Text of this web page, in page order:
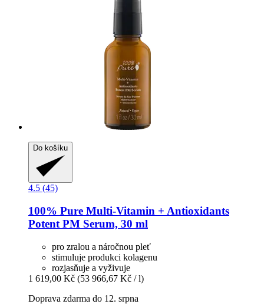
Do košíku
4.5 (45)
100% Pure Multi-​Vitamin + Antioxidants
Potent PM Serum, 30 ml
pro zralou a náročnou pleť
stimuluje produkci kolagenu
rozjasňuje a vyživuje
1 619,00 Kč (53 966,67 Kč / l)
Doprava zdarma do 12. srpna